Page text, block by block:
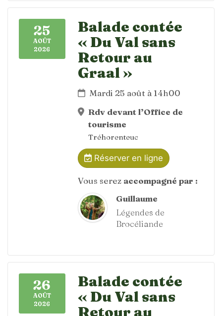
25
AOÛT
2026
Balade contée
« Du Val sans
Retour au
Graal »
Mardi 25 août à 14h00
Rdv devant l’Office de
tourisme
Tréhorenteuc
Réserver en ligne
Vous serez accompagné par :
Guillaume
Légendes de
Brocéliande
26
AOÛT
2026
Balade contée
« Du Val sans
Retour au